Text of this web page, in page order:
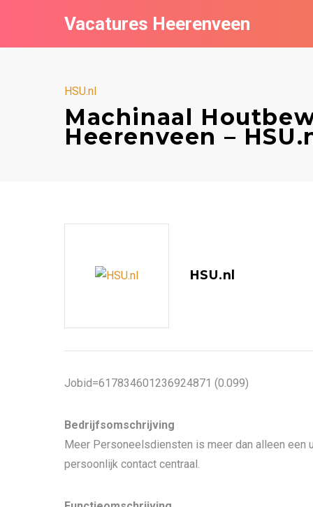
Vacatures Heerenveen
HSU.nl
Machinaal
Heerenveen –
HSU.nl
Jobid=617834601236924871 (0.099)
Bedrijfsomschrijving
Meer Personeelsdiensten is meer dan alleen een
persoonlijk contact centraal.